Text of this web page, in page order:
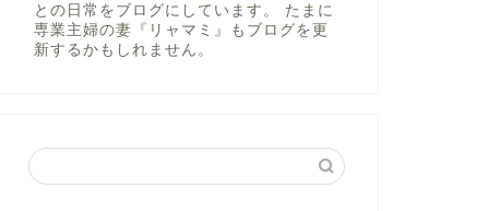
との日常をブログにしています。 たまに
専業主婦の妻『リャマミ』もブログを更
新するかもしれません。